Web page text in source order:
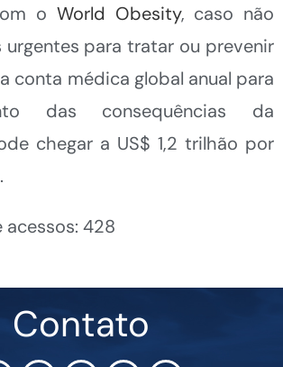
o World Obesity, caso não
urgentes para tratar ou prevenir
conta médica global anual para
das consequências da
chegar a US$ 1,2 trilhão por
acessos: 428
Contato